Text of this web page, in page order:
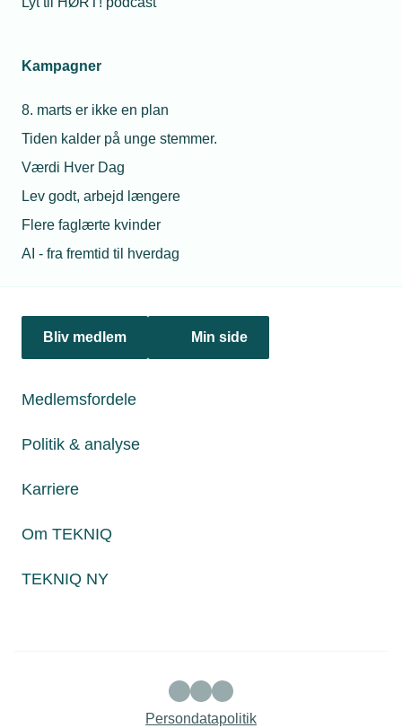
Kampagner
8. marts er ikke en plan
Tiden kalder på unge stemmer.
Værdi Hver Dag
Lev godt, arbejd længere
Flere faglærte kvinder
AI - fra fremtid til hverdag
Bliv medlem Min side
Medlemsfordele
Politik & analyse
Karriere
Om TEKNIQ
TEKNIQ NY
04. april 2022
SEAS-NVE Strømmen har købt varmepumpespecialisten
Enova Energy. Den slags opkøb vil der komme flere af i
markedet ikke levner megen plads til små installatører.
Personaleforhold
Politik & analyse
Juridiske henvendelser
Persondatapolitik